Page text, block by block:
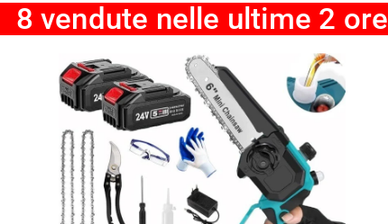
8 vendute nelle ultime 2 ore